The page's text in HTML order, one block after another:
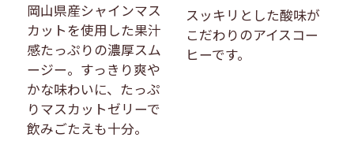
岡山県産シャインマス
カットを使用した果汁
感たっぷりの濃厚スム
ージー。すっきり爽や
かな味わいに、たっぷ
りマスカットゼリーで
飲みごたえも十分。
スッキリとした酸味が
こだわりのアイスコー
ヒーです。